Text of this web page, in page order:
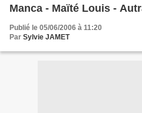
Manca - Maïté Louis -
Publié le 05/06/2006 à 11:20
Par Sylvie JAMET